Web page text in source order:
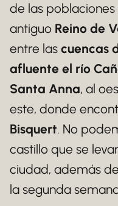
de las
antiguo Reino de
entre las cuencas
afluente el río
Santa Anna, al
este, donde
Bisquert. No
castillo que se
ciudad, además
la segunda